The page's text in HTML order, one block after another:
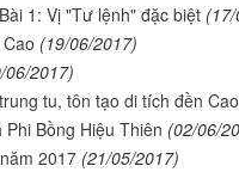
1: Vị "Tư lệnh" đặc biệt
(19/06/2017)
06/2017)
tu, tôn tạo di tích đền Cao
Bồng Hiệu Thiên (02/06/
2017 (21/05/2017)